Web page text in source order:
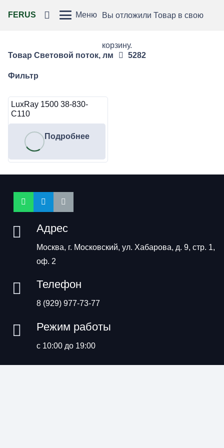
FERUS Меню Вы отложили Товарв свою
корзину.
Товар Световой поток, лм
5282
Фильтр
LuxRay 1500 38-830-
C110
Подробнее
Адрес
Москва, г. Московский, ул. Хабарова, д. 9, стр. 1,
оф. 2
Телефон
8 (929) 977-73-77
Режим работы
с 10:00 до 19:00